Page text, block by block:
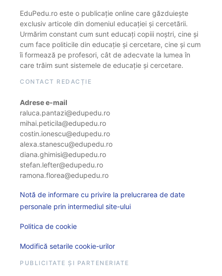
EduPedu.ro este o publicație online care găzduiește
exclusiv articole din domeniul educației și cercetării.
Urmărim constant cum sunt educați copiii noștri, cine și
cum face politicile din educație și cercetare, cine și cum
îi formează pe profesori, cât de adecvate la lumea în
care trăim sunt sistemele de educație și cercetare.
CONTACT REDACȚIE
Adrese e-mail
raluca.pantazi@edupedu.ro
mihai.peticila@edupedu.ro
costin.ionescu@edupedu.ro
alexa.stanescu@edupedu.ro
diana.ghimisi@edupedu.ro
stefan.lefter@edupedu.ro
ramona.florea@edupedu.ro
Notă de informare cu privire la prelucrarea de date
personale prin intermediul site-ului
Politica de cookie
Modifică setarile cookie-urilor
PUBLICITATE ȘI PARTENERIATE